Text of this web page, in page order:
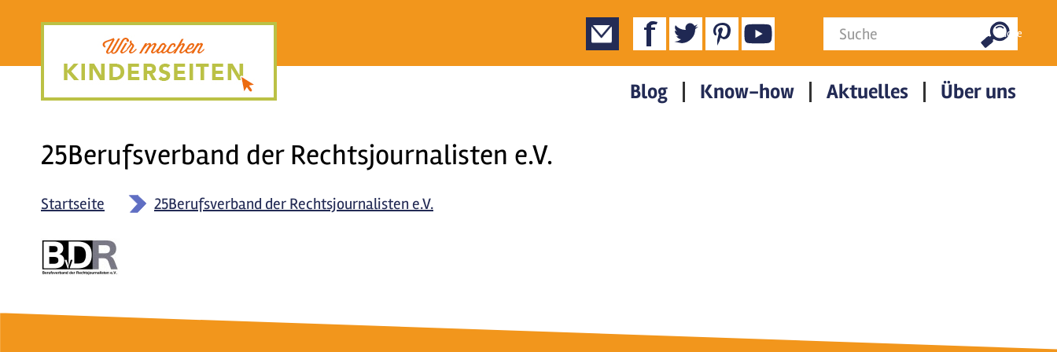
Suchformular Suche
Blog Know-how Aktuelles Über uns
25Berufsverband der Rechtsjournalisten e.V.
Startseite » 25Berufsverband der Rechtsjournalisten e.V.